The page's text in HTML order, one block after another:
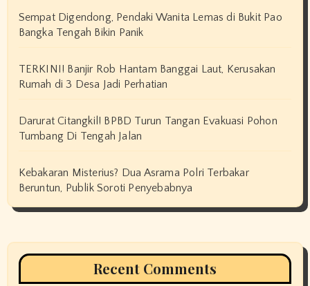
Sempat Digendong, Pendaki Wanita Lemas di Bukit Pao
Bangka Tengah Bikin Panik
TERKINI! Banjir Rob Hantam Banggai Laut, Kerusakan
Rumah di 3 Desa Jadi Perhatian
Darurat Citangkil! BPBD Turun Tangan Evakuasi Pohon
Tumbang Di Tengah Jalan
Kebakaran Misterius? Dua Asrama Polri Terbakar
Beruntun, Publik Soroti Penyebabnya
Recent Comments